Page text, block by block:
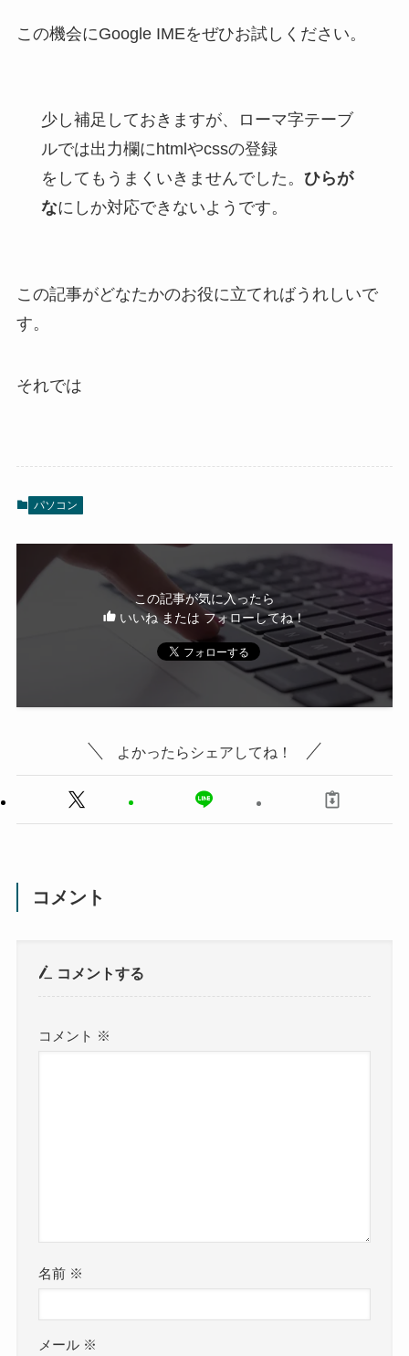
この機会にGoogle IMEをぜひお試しください。
少し補足しておきますが、ローマ字テーブ
ルでは出力欄にhtmlやcssの登録
をしてもうまくいきませんでした。 ひらが
なにしか対応できないようです。
この記事がどなたかのお役に立てればうれしいで
す。
それでは
パソコン
この記事が気に入ったら
いいね または フォローしてね！
よかったらシェアしてね！
コメント
コメントする
コメント ※
名前 ※
メール ※